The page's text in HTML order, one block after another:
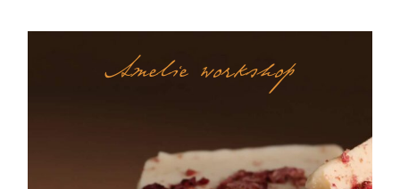
Amelie workshop